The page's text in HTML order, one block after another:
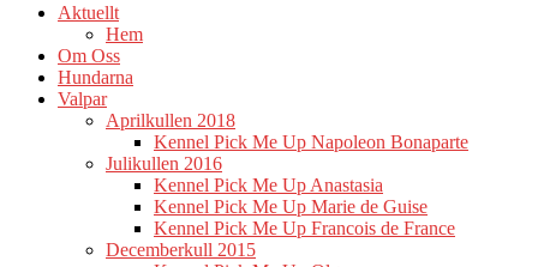
Aktuellt
Hem
Om Oss
Hundarna
Valpar
Aprilkullen 2018
Kennel Pick Me Up Napoleon Bonaparte
Julikullen 2016
Kennel Pick Me Up Anastasia
Kennel Pick Me Up Marie de Guise
Kennel Pick Me Up Francois de France
Decemberkull 2015